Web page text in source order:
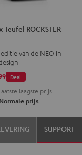
Teufel ROCKSTER
van de NEO in
Deal
laagste prijs
Normale prijs
SUPPORT